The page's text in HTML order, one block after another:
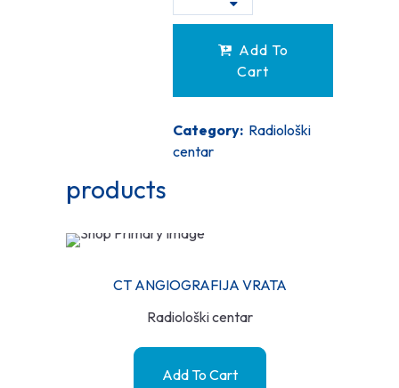
Add To
Cart
Category: Radiološki
centar
products
CT ANGIOGRAFIJA VRATA
Radiološki centar
Add To Cart